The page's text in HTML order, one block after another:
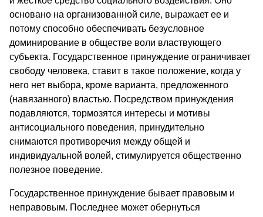
основано на организованной силе, выражает ее и
потому способно обеспечивать безусловное
доминирование в обществе воли властвующего
субъекта. Государственное принуждение ограничивает
свободу человека, ставит в такое положение, когда у
него нет выбора, кроме варианта, предложенного
(навязанного) властью. Посредством принуждения
подавляются, тормозятся интересы и мотивы
антисоциального поведения, принудительно
снимаются противоречия между общей и
индивидуальной волей, стимулируется общественно
полезное поведение.
Государственное принуждение бывает правовым и
неправовым. Последнее может обернуться